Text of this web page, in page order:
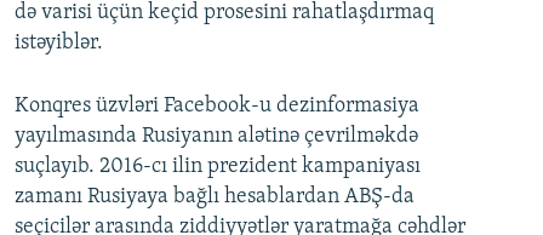
də varisi üçün keçid prosesini rahatlaşdırmaq
istəyiblər.
Konqres üzvləri Facebook-u dezinformasiya
yayılmasında Rusiyanın alətinə çevrilməkdə
suçlayıb. 2016-cı ilin prezident kampaniyası
zamanı Rusiyaya bağlı hesablardan ABŞ-da
seçicilər arasında ziddiyyətlər yaratmağa cəhdlər